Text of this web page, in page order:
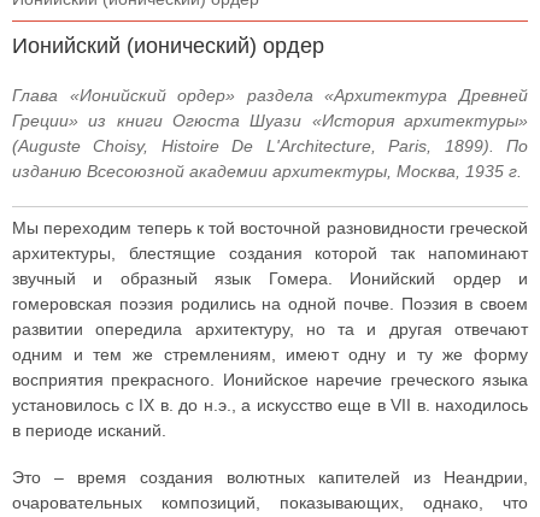
Ионийский (ионический) ордер
Глава «Ионийский ордер» раздела «Архитектура Древней
Греции» из книги Огюста Шуази «История архитектуры»
(Auguste Choisy, Histoire De L'Architecture, Paris, 1899). По
изданию Всесоюзной академии архитектуры, Москва, 1935 г.
Мы переходим теперь к той восточной разновидности греческой
архитектуры, блестящие создания которой так напоминают
звучный и образный язык Гомера. Ионийский ордер и
гомеровская поэзия родились на одной почве. Поэзия в своем
развитии опередила архитектуру, но та и другая отвечают
одним и тем же стремлениям, имеют одну и ту же форму
восприятия прекрасного. Ионийское наречие греческого языка
установилось с IX в. до н.э., а искусство еще в VII в. находилось
в периоде исканий.
Это – время создания волютных капителей из Неандрии,
очаровательных композиций, показывающих, однако, что